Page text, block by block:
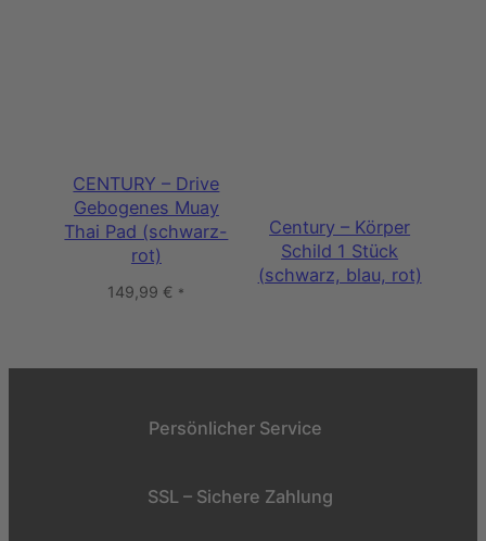
CENTURY – Drive
Gebogenes Muay
Thai Pad (schwarz-
rot)
149,99 € *
Century – Körper
Schild 1 Stück
(schwarz, blau, rot)
Persönlicher Service
SSL – Sichere Zahlung